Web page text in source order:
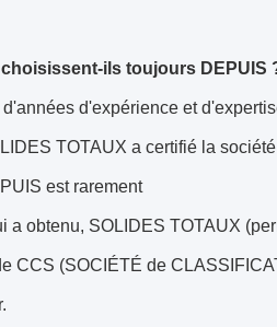
ils toujours DEPUIS
d'expérience et
TOTAUX a certifié la
est rarement
a obtenu, SOLIDES TOTAUX
CCS (SOCIÉTÉ de